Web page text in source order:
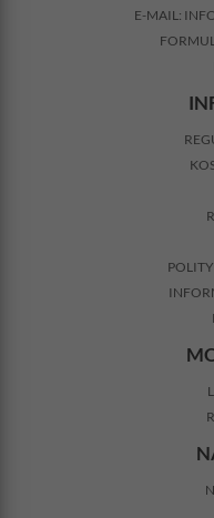
E-MAIL: